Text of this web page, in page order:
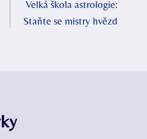
Velká škola astrologie:
Staňte se mistry hvězd